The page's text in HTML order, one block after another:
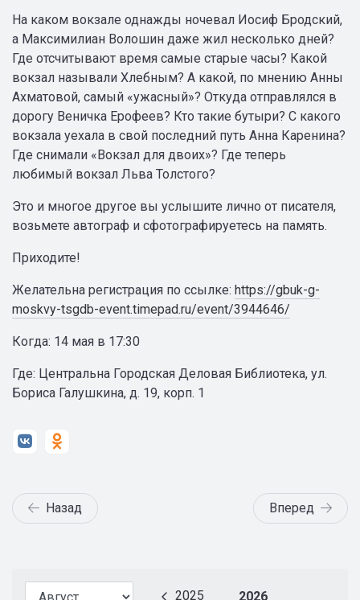
2025 2026
На каком вокзале однажды ночевал Иосиф Бродский,
а Максимилиан Волошин даже жил несколько дней?
Где отсчитывают время самые старые часы? Какой
вокзал называли Хлебным? А какой, по мнению Анны
Ахматовой, самый «ужасный»? Откуда отправлялся в
дорогу Веничка Ерофеев? Кто такие бутыри? С какого
вокзала уехала в свой последний путь Анна Каренина?
Где снимали «Вокзал для двоих»? Где теперь
любимый вокзал Льва Толстого?
Это и многое другое вы услышите лично от писателя,
возьмете автограф и сфотографируетесь на память.
Приходите!
Желательна регистрация по ссылке: https://gbuk-g-
moskvy-tsgdb-event.timepad.ru/event/3944646/
Когда: 14 мая в 17:30
Где: Центральна Городская Деловая Библиотека, ул.
Бориса Галушкина, д. 19, корп. 1
Назад Вперед